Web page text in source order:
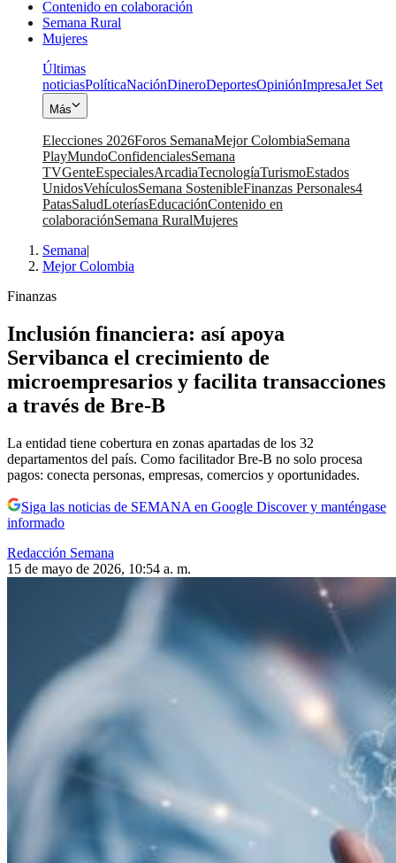
Contenido en colaboración
Semana Rural
Mujeres
Últimas
noticiasPolíticaNaciónDineroDeportesOpiniónImpresaJet Set
Más
Elecciones 2026Foros SemanaMejor ColombiaSemana
PlayMundoConfidencialesSemana
TVGenteEspecialesArcadiaTecnologíaTurismoEstados
UnidosVehículosSemana SostenibleFinanzas Personales4
PatasSaludLoteríasEducaciónContenido en
colaboraciónSemana RuralMujeres
Semana|
Mejor Colombia
Finanzas
Inclusión financiera: así apoya
Servibanca el crecimiento de
microempresarios y facilita transacciones
a través de Bre-B
La entidad tiene cobertura en zonas apartadas de los 32
departamentos del país. Como facilitador Bre-B no solo procesa
pagos: conecta personas, empresas, comercios y oportunidades.
Siga las noticias de SEMANA en Google Discover y manténgase
informado
Redacción Semana
15 de mayo de 2026, 10:54 a. m.